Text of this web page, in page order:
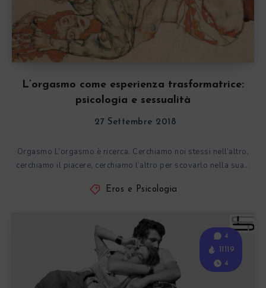
L’orgasmo come esperienza trasformatrice:
psicologia e sessualità
27 Settembre 2018
Orgasmo L’orgasmo è ricerca. Cerchiamo noi stessi nell’altro,
cerchiamo il piacere, cerchiamo l’altro per scovarlo nella sua…
Eros e Psicologia
4
11119
4